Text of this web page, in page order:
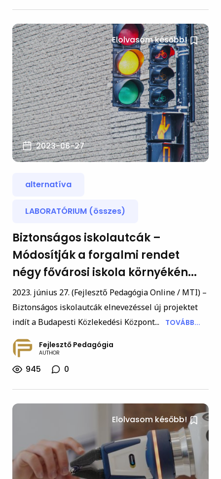
Elolvasom később!
2023-06-27
alternatíva
LABORATÓRIUM (összes)
Biztonságos iskolautcák –
Módosítják a forgalmi rendet
négy fővárosi iskola környékén...
2023. június 27. (Fejlesztő Pedagógia Online / MTI) –
Biztonságos iskolautcák elnevezéssel új projektet
indít a Budapesti Közlekedési Központ...
TOVÁBB...
Fejlesztő Pedagógia
AUTHOR
945 0
Elolvasom később!